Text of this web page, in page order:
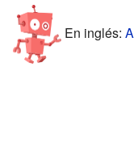
En inglés: